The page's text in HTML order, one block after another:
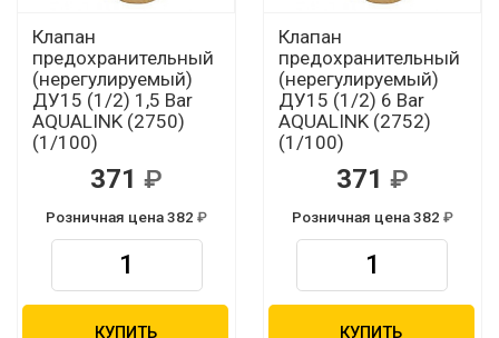
Клапан
предохранительный
(нерегулируемый)
ДУ15 (1/2) 1,5 Bar
AQUALINK (2750)
(1/100)
371
Розничная цена 382
КУПИТЬ
Клапан
предохранительный
(нерегулируемый)
ДУ15 (1/2) 6 Bar
AQUALINK (2752)
(1/100)
371
Розничная цена 382
КУПИТЬ